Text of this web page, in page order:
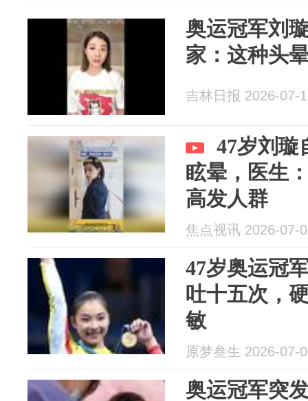
奥运冠军刘
家：这种头
吉林日报 2026-07-
47岁刘璇
眩晕，医生
高发人群
焦点视讯 2026-07-
47岁奥运冠
吐十五次，
敏
原梦叁生 2026-07-
奥运冠军突